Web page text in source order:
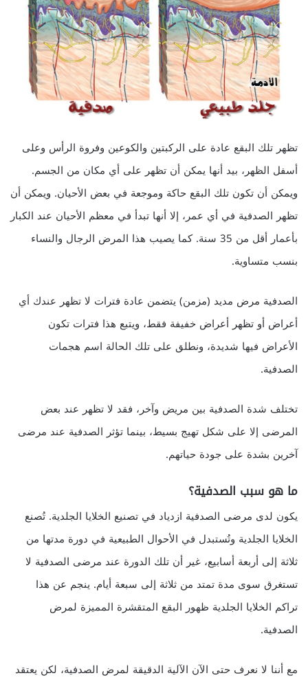
تظهر تلك البقع عادة على الركبتين والكوعين وفروة الرأس وعلى
أسفل الظهر، بيد أنها يمكن أن تظهر على أي مكان من الجسم.
ويمكن أن تكون تلك البقع حاكة وموجعة في بعض الأحيان. ويمكن أن
تظهر الصدفية في أي عمر، إلا أنها تبدأ في معظم الأحيان عند الكبار
بأعمار أقل من 35 سنة. كما يصيب هذا المرض الرجال والنساء
بنسب متساوية.
الصدفية مرض مديد (مزمن) يتضمن عادة فترات لا تظهر عندك أي
أعراض أو تظهر أعراض خفيفة فقط، ويتبع هذا فترات تكون
الأعراض فيها شديدة، ونطلق على تلك الحالة اسم هجمات
الصدفية.
تختلف شدة الصدفية بين مريض وآخر، فقد لا تظهر عند بعض
المرضى إلا على شكل تهيج بسيط، بينما تؤثر الصدفية عند مرضى
آخرين بشدة على جودة حياتهم.
ما هو سبب الصدفية؟
يكون لدى مرضى الصدفية ازدياد في تصنيع الخلايا الجلدية. تُصنع
الخلايا الجلدية وتُستبدل في الأحوال الطبيعية في دورة مدتها من
ثلاثة إلى أربعة أسابيع، غير أن تلك الدورة عند مرضى الصدفية لا
تستغرق سوى مدة تمتد من ثلاثة إلى سبعة أيام. ينجم عن هذا
تراكم الخلايا الجلدية ظهور البقع المتقشرة المميزة لمرض
الصدفية.
مع أننا لا نعرف حتى الآن الآلية الدقيقة لمرض الصدفية، لكن يعتقد